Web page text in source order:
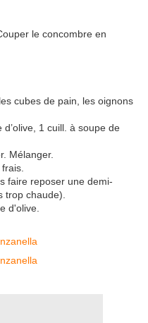
le concombre en
cubes de pain, les oignons
1 cuill. à soupe de
Mélanger.
frais.
faire reposer une demi-
trop chaude).
d'olive.